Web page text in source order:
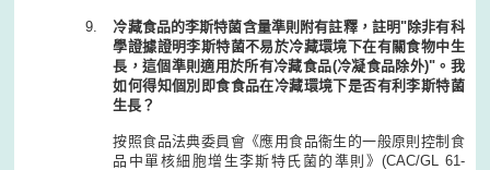
冷藏食品的李斯特菌含量準則附有註釋，註明"除非有科
學證據證明李斯特菌不易於冷藏環境下在有關食物中生
長，這個準則適用於所有冷藏食品(冷凝食品除外)"。我
如何得知個別即食食品在冷藏環境下是否有利李斯特菌
生長？
按照食品法典委員會《應用食品衞生的一般原則控制食
品中單核細胞增生李斯特氏菌的準則》(CAC/GL 61-